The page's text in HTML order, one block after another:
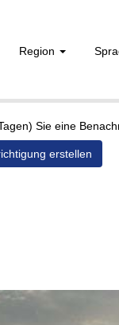
Region
Sie eine
erstellen